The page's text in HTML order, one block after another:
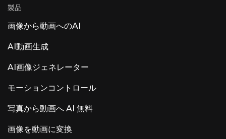
製品
画像から動画へのAI
AI動画生成
AI画像ジェネレーター
モーションコントロール
写真から動画へ AI 無料
画像を動画に変換